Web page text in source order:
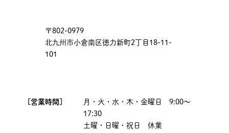
〒802-0979
北九州市小倉南区徳力新町2丁目18-11-
101
[営業時間]
月・火・水・木・金曜日 9:00～
17:30
土曜・日曜・祝日 休業